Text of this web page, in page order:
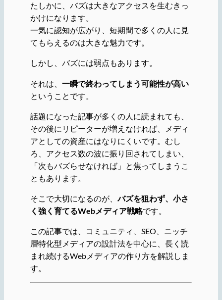
たしかに、バズは大きなアクセスを生むきっ
かけになります。
一気に認知が広がり、短期間で多くの人に見
てもらえるのは大きな魅力です。
しかし、バズには弱点もあります。
それは、 一瞬で終わってしまう可能性が高い
ということです。
話題になった記事が多くの人に読まれても、
その後にリピーターが増えなければ、メディ
アとしての資産にはなりにくいです。むし
ろ、アクセス数の波に振り回されてしまい、
「次もバズらせなければ」と焦ってしまうこ
ともあります。
そこで大切になるのが、バズを狙わず、小さ
く強く育てるWebメディア戦略です。
この記事では、コミュニティ、SEO、ニッチ
層特化型メディアの設計法を中心に、長く読
まれ続けるWebメディアの作り方を解説しま
す。